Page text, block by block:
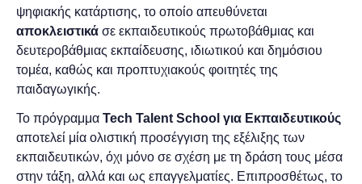
ψηφιακής κατάρτισης, το οποίο απευθύνεται
αποκλειστικά σε εκπαιδευτικούς πρωτοβάθμιας και
δευτεροβάθμιας εκπαίδευσης, ιδιωτικού και δημόσιου
τομέα, καθώς και προπτυχιακούς φοιτητές της
παιδαγωγικής.
Το πρόγραμμα Tech Talent School για Εκπαιδευτικούς
αποτελεί μία ολιστική προσέγγιση της εξέλιξης των
εκπαιδευτικών, όχι μόνο σε σχέση με τη δράση τους μέσα
στην τάξη, αλλά και ως επαγγελματίες. Επιπροσθέτως, το